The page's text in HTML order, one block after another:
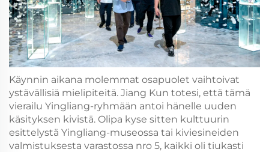
Käynnin aikana molemmat osapuolet vaihtoivat
ystävällisiä mielipiteitä. Jiang Kun totesi, että tämä
vierailu Yingliang-ryhmään antoi hänelle uuden
käsityksen kivistä. Olipa kyse sitten kulttuurin
esittelystä Yingliang-museossa tai kiviesineiden
valmistuksesta varastossa nro 5, kaikki oli tiukasti